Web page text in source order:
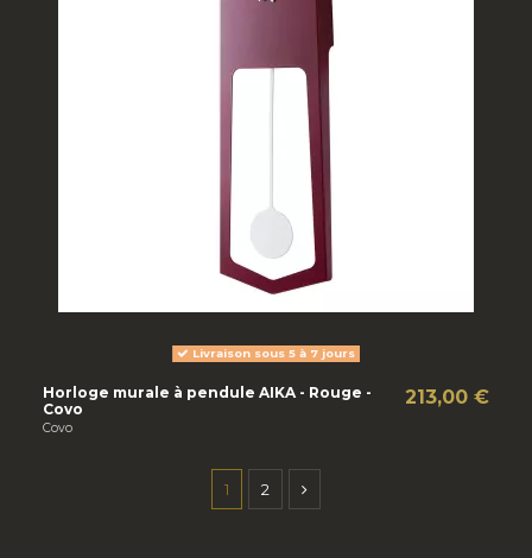
Livraison sous 5 à 7 jours
Horloge murale à pendule AIKA - Rouge -
Covo
Covo
213,00 €
1 2